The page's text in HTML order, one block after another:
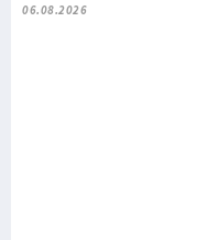
06.08.2026